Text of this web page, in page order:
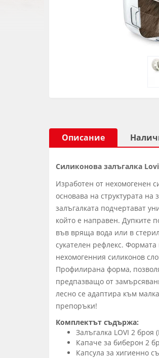
Описание
Силиконова залъгалка
Изработен от нехомогенен
основава на структурата
залъгалката подчертават
който е направен. Дупките
във вряща вода или в
сукателен рефлекс.
нехомогенния силиконов
Профилирана форма,
предпазващо от
лесно се адаптира към
препоръки!
Комплектът съдържа:
Залъгалка LOVI 2
Капаче за биберон 2
Капсула за хигиенно